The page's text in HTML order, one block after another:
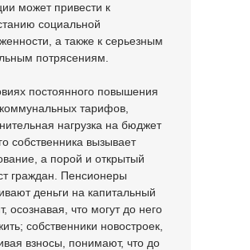
может привести к
социальной
а также к серьезным
потрясениям.
постоянного повышения
тарифов,
нагрузка на бюджет
собственника вызывает
а порой и открытый
граждан. Пенсионеры
деньги на капитальный
осознавая, что могут до него
собственники новостроек,
взносы, понимают, что до